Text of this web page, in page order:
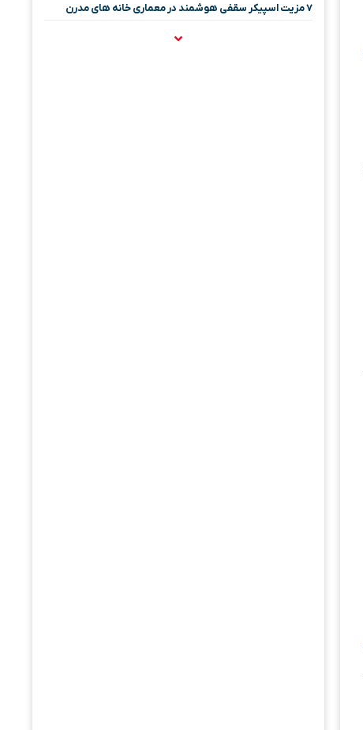
۷ مزیت اسپیکر سقفی هوشمند در معماری خانه‌ های مدرن